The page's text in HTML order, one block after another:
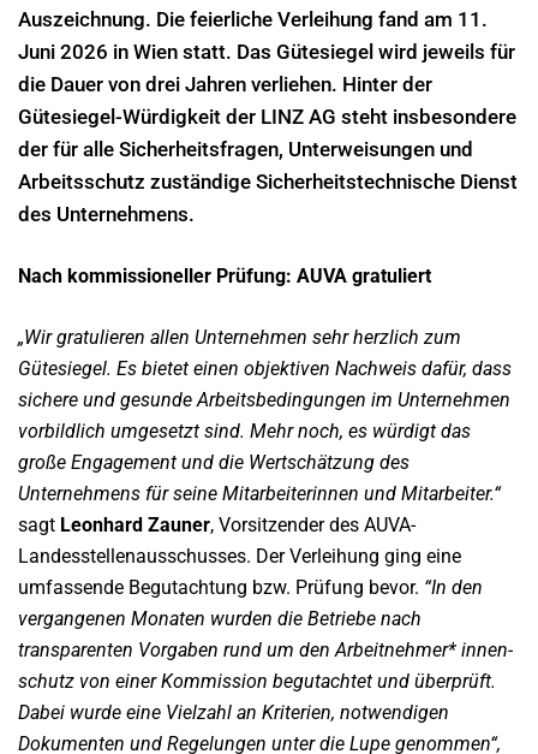
Auszeichnung. Die feierliche Verleihung fand am 11.
Juni 2026 in Wien statt. Das Gütesiegel wird jeweils für
die Dauer von drei Jahren verliehen. Hinter der
Gütesiegel-Würdigkeit der LINZ AG steht insbesondere
der für alle Sicherheitsfragen, Unterweisungen und
Arbeitsschutz zuständige Sicherheitstechnische Dienst
des Unternehmens.
Nach kommissioneller Prüfung: AUVA gratuliert
„Wir gratulieren allen Unternehmen sehr herzlich zum
Gütesiegel. Es bietet einen objektiven Nachweis dafür, dass
sichere und gesunde Arbeitsbedingungen im Unternehmen
vorbildlich umgesetzt sind. Mehr noch, es würdigt das
große Engagement und die Wertschätzung des
Unternehmens für seine Mitarbeiterinnen und Mitarbeiter.“
sagt Leonhard Zauner, Vorsitzender des AUVA-
Landesstellenausschusses. Der Verleihung ging eine
umfassende Begutachtung bzw. Prüfung bevor. “In den
vergangenen Monaten wurden die Betriebe nach
transparenten Vorgaben rund um den Arbeitnehmer* innen-
schutz von einer Kommission begutachtet und überprüft.
Dabei wurde eine Vielzahl an Kriterien, notwendigen
Dokumenten und Regelungen unter die Lupe genommen“,